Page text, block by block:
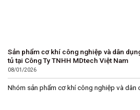
Sản phẩm cơ khí công nghiệp và dân
tủ tại Công Ty TNHH MDtech Việt Nam
08/01/2026
Nhóm sản phẩm cơ khí công nghiệp và dân